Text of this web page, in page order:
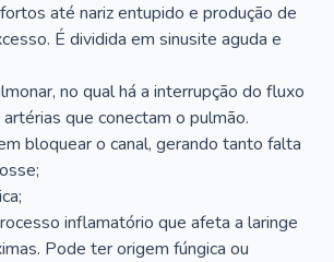
até nariz entupido e produção de
É dividida em sinusite aguda e
no qual há a interrupção do fluxo
que conectam o pulmão.
bloquear o canal, gerando tanto falta
inflamatório que afeta a laringe
Pode ter origem fúngica ou